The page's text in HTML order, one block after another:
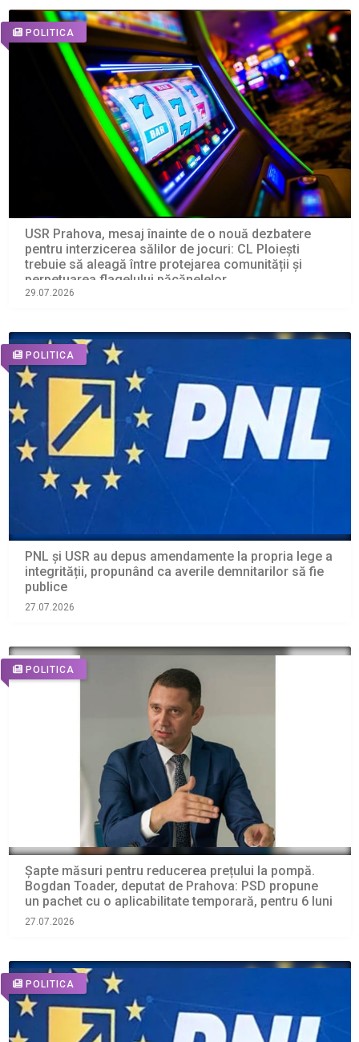
POLITICA
USR Prahova, mesaj înainte de o nouă dezbatere
pentru interzicerea sălilor de jocuri: CL Ploiești
trebuie să aleagă între protejarea comunității și
perpetuarea flagelului păcănelelor
29.07.2026
POLITICA
PNL și USR au depus amendamente la propria lege a
integrității, propunând ca averile demnitarilor să fie
publice
27.07.2026
POLITICA
Șapte măsuri pentru reducerea prețului la pompă.
Bogdan Toader, deputat de Prahova: PSD propune
un pachet cu o aplicabilitate temporară, pentru 6 luni
27.07.2026
POLITICA